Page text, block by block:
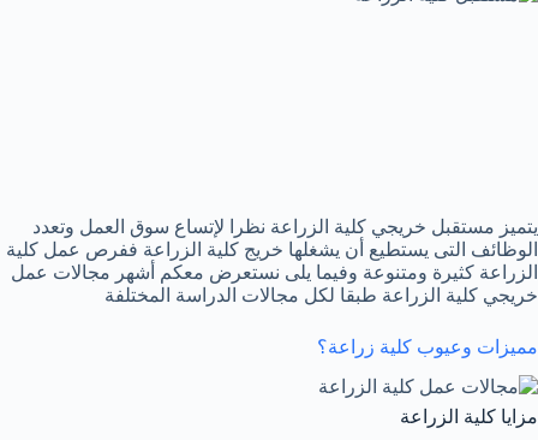
يتميز مستقبل خريجي كلية الزراعة نظرا لإتساع سوق العمل وتعدد
الوظائف التى يستطيع أن يشغلها خريج كلية الزراعة ففرص عمل كلية
الزراعة كثيرة ومتنوعة وفيما يلى نستعرض معكم أشهر مجالات عمل
خريجي كلية الزراعة طبقا لكل مجالات الدراسة المختلفة
مميزات وعيوب كلية زراعة؟
مزايا كلية الزراعة